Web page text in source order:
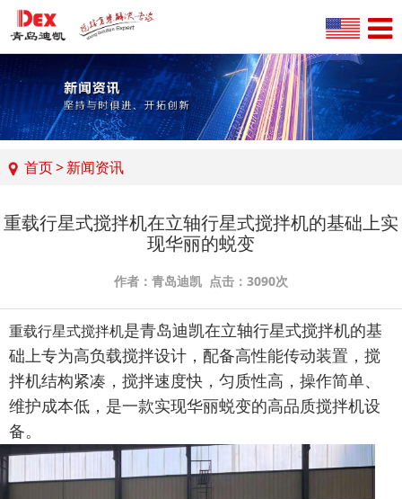
首页>新闻资讯
重载行星式搅拌机在立轴行星式搅拌机的基础上实
现华丽的蜕变
作者：青岛迪凯 点击：3090次
重载行星式搅拌机是青岛迪凯在立轴行星式搅拌机的基
础上专为高负载搅拌设计，配备高性能传动装置，搅
拌机结构紧凑，搅拌速度快，匀质性高，操作简单、
维护成本低，是一款实现华丽蜕变的高品质搅拌机设
备。